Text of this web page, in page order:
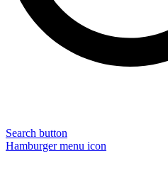
Search button
Hamburger menu icon